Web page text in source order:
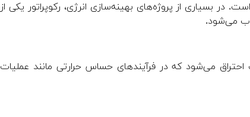
بسیاری از پروژه‌های بهینه‌سازی انرژی، رکوپراتور یکی از
می‌شود.
می‌شود که در فرآیندهای حساس حرارتی مانند عملیات